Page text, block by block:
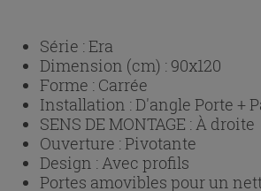
Série :Era
Dimension (cm) : 90x120
Forme : Carrée
Installation :D'angle Porte +
SENS DE MONTAGE :À droite
Ouverture :Pivotante
Design :Avec profils
Portes amovibles pour un